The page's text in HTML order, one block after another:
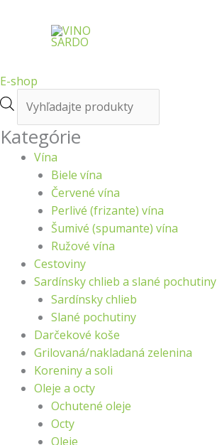
E-shop
search
Kategórie
Vína
Biele vína
Červené vína
Perlivé (frizante) vína
Šumivé (spumante) vína
Ružové vína
Cestoviny
Sardínsky chlieb a slané pochutiny
Sardínsky chlieb
Slané pochutiny
Darčekové koše
Grilovaná/nakladaná zelenina
Koreniny a soli
Oleje a octy
Ochutené oleje
Octy
Oleje